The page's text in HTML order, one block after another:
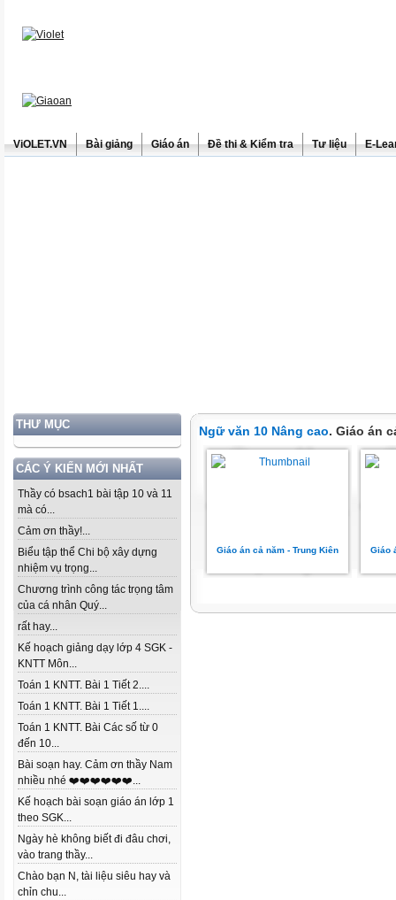
ViOLET.VN Bài giảng Giáo án Đề thi & Kiểm tra Tư liệu E-
THƯ MỤC
CÁC Ý KIẾN MỚI NHẤT
Thầy có bsach1 bài tập 10 và 11
mà có...
Cảm ơn thầy!...
Biểu tập thể Chi bộ xây dựng
nhiệm vụ trọng...
Chương trình công tác trọng tâm
của cá nhân Quý...
rất hay...
Kế hoạch giảng dạy lớp 4 SGK -
KNTT Môn...
Toán 1 KNTT. Bài 1 Tiết 2....
Toán 1 KNTT. Bài 1 Tiết 1....
Toán 1 KNTT. Bài Các số từ 0
đến 10...
Bài soạn hay. Cảm ơn thầy Nam
nhiều nhé ❤️❤️❤️❤️❤️❤️...
Kế hoạch bài soạn giáo án lớp 1
theo SGK...
Ngày hè không biết đi đâu chơi,
vào trang thầy...
Chào bạn N, tài liệu siêu hay và
chỉn chu...
Ngữ văn 10 Nâng cao. Giáo án
Giáo án cả năm - Trung Kiên Giáo